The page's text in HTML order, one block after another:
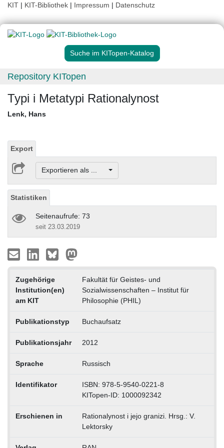
KIT | KIT-Bibliothek | Impressum | Datenschutz
Suche im KITopen-Katalog
Repository KITopen
Typi i Metatypi Rationalynost
Lenk, Hans
Export
Exportieren als ...
Statistiken
Seitenaufrufe: 73
seit 23.03.2019
Zugehörige
Institution(en)
am KIT
Fakultät für Geistes- und
Sozialwissenschaften – Institut für
Philosophie (PHIL)
Publikationstyp Buchaufsatz
Publikationsjahr 2012
Sprache Russisch
Identifikator
ISBN: 978-5-9540-0221-8
KITopen-ID: 1000092342
Erschienen in
Rationalynost i jejo granizi. Hrsg.: V.
Lektorsky